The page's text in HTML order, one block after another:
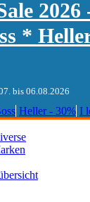
*
bis 06.08.2026
Heller - 30% I